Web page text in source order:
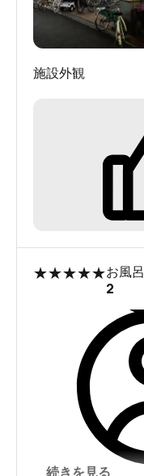
施設外観
★★★★★お風呂
2
続きを見る